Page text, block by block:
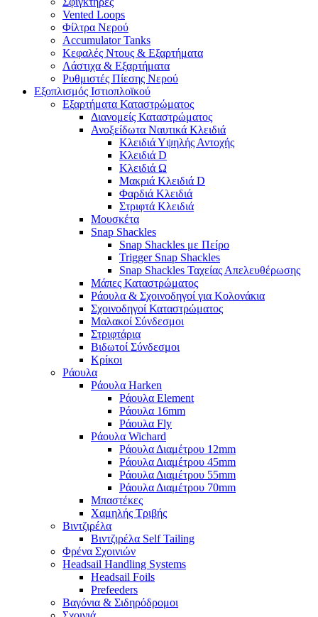
Vented Loops
Φίλτρα Νερού
Accumulator Tanks
Κεφαλές Ντους & Εξαρτήματα
Λάστιχα & Εξαρτήματα
Ρυθμιστές Πίεσης Νερού
Εξοπλισμός Ιστιοπλοϊκού
Εξαρτήματα Καταστρώματος
Διανομείς Καταστρώματος
Ανοξείδωτα Ναυτικά Κλειδιά
Κλειδιά Υψηλής Αντοχής
Κλειδιά D
Κλειδιά Ω
Μακριά Κλειδιά D
Φαρδιά Κλειδιά
Στριφτά Κλειδιά
Μουσκέτα
Snap Shackles
Snap Shackles με Πείρο
Trigger Snap Shackles
Snap Shackles Ταχείας Απελευθέρωσης
Μάπες Καταστρώματος
Ράουλα & Σχοινοδηγοί για Κολονάκια
Σχοινοδηγοί Καταστρώματος
Μαλακοί Σύνδεσμοι
Στριφτάρια
Βιδωτοί Σύνδεσμοι
Κρίκοι
Ράουλα
Ράουλα Harken
Ράουλα Element
Ράουλα 16mm
Ράουλα Fly
Ράουλα Wichard
Ράουλα Διαμέτρου 12mm
Ράουλα Διαμέτρου 45mm
Ράουλα Διαμέτρου 55mm
Ράουλα Διαμέτρου 70mm
Μπαστέκες
Χαμηλής Τριβής
Βιντζιρέλα
Βιντζιρέλα Self Tailing
Φρένα Σχοινιών
Headsail Handling Systems
Headsail Foils
Prefeeders
Βαγόνια & Σιδηρόδρομοι